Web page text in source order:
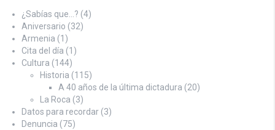
¿Sabías que…? (4)
Aniversario (32)
Armenia (1)
Cita del día (1)
Cultura (144)
Historia (115)
A 40 años de la última dictadura (20)
La Roca (3)
Datos para recordar (3)
Denuncia (75)